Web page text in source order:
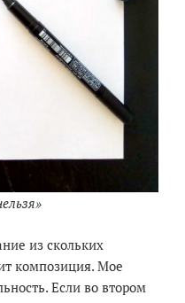
из скольких
композиция. Мое
Если во втором